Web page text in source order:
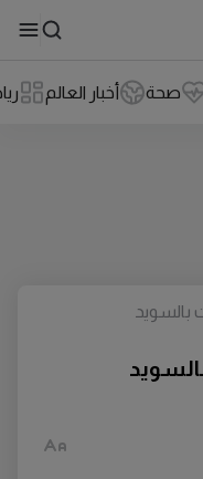
صحة أخبار العالم
بالسويد